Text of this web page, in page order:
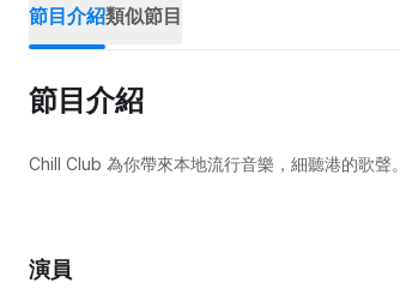
節目介紹類似節目
節目介紹
Chill Club 為你帶來本地流行音樂，細聽港的歌聲。
演員